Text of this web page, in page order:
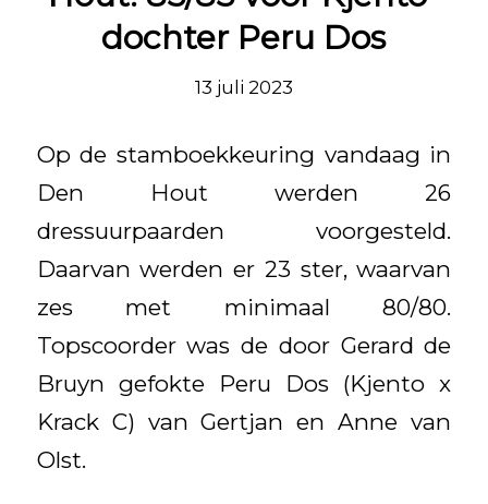
dochter Peru Dos
13 juli 2023
Op de stamboekkeuring vandaag in
Den Hout werden 26
dressuurpaarden voorgesteld.
Daarvan werden er 23 ster, waarvan
zes met minimaal 80/80.
Topscoorder was de door Gerard de
Bruyn gefokte Peru Dos (Kjento x
Krack C) van Gertjan en Anne van
Olst.